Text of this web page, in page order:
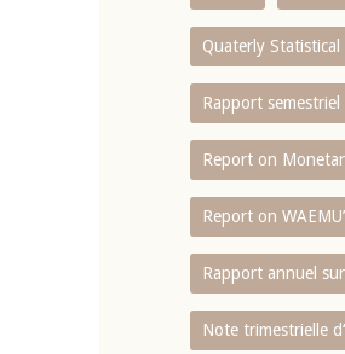
Quaterly Statistical
Rapport
Report on
Report on
Rapport annuel
Note trimestrielle